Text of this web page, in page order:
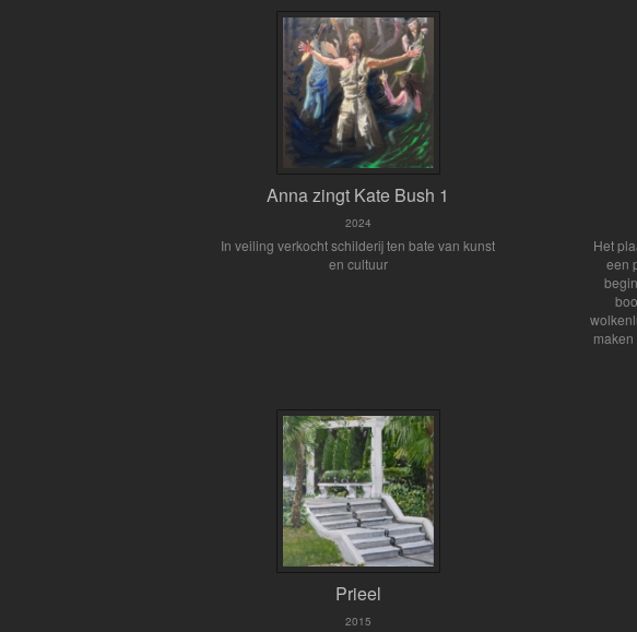
Anna zingt Kate Bush 1
2024
In veiling verkocht schilderij ten bate van kunst
en cultuur
Het
een
Prieel
2015